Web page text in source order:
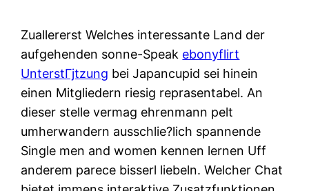
Zuallererst Welches interessante Land der
aufgehenden sonne-Speak ebonyflirt
UnterstГјtzung bei Japancupid sei hinein
einen Mitgliedern riesig reprasentabel. An
dieser stelle vermag ehrenmann pelt
umherwandern ausschlie?lich spannende
Single men and women kennen lernen Uff
anderem parece bisserl liebeln. Welcher Chat